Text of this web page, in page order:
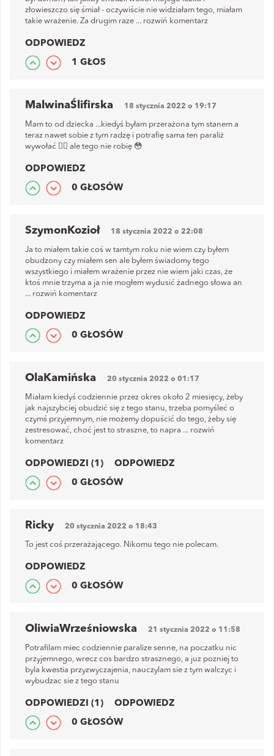
złowieszczo się śmiał - oczywiście nie widziałam tego, miałam
takie wrażenie. Za drugim raze ... rozwiń komentarz
ODPOWIEDZ
1 GŁOS
MalwinaŚlifirska 18 stycznia 2022 o 19:17
Mam to od dziecka ...kiedyś byłam przerażona tym stanem a
teraz nawet sobie z tym radzę i potrafię sama ten paraliż
wywołać 🤦‍♀️ ale tego nie robię 😳
ODPOWIEDZ
0 GŁOSÓW
SzymonKozioł 18 stycznia 2022 o 22:08
Ja to miałem takie coś w tamtym roku nie wiem czy byłem
obudzony czy miałem sen ale byłem świadomy tego
wszystkiego i miałem wrażenie przez nie wiem jaki czas, że
ktoś mnie trzyma a ja nie mogłem wydusić żadnego słowa an
... rozwiń komentarz
ODPOWIEDZ
0 GŁOSÓW
OlaKamińska 20 stycznia 2022 o 01:17
Miałam kiedyś codziennie przez okres około 2 miesięcy, żeby
jak najszybciej obudzić się z tego stanu, trzeba pomyśleć o
czymś przyjemnym, nie możemy dopuścić do tego, żeby się
zestresować, choć jest to straszne, to napra ... rozwiń
komentarz
ODPOWIEDZI (1) ODPOWIEDZ
0 GŁOSÓW
Ricky 20 stycznia 2022 o 18:43
To jest coś przerażającego. Nikomu tego nie polecam.
ODPOWIEDZ
0 GŁOSÓW
OliwiaWrześniowska 21 stycznia 2022 o 11:58
Potrafilam miec codziennie paralize senne, na poczatku nic
przyjemnego, wrecz cos bardzo strasznego, a juz pozniej to
byla kwestia przyzwyczajenia, nauczylam sie z tym walczyc i
wybudzac sie z tego stanu
ODPOWIEDZI (1) ODPOWIEDZ
0 GŁOSÓW